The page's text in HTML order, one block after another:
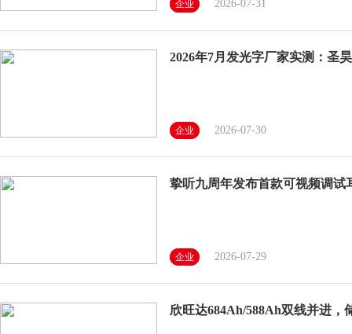
企业 2026-07-31
2026年7月发光字厂家实测：圣
企业 2026-07-30
挚听九周年发布首款可视频调
企业 2026-07-29
欣旺达684Ah/588Ah双线并进，